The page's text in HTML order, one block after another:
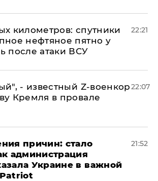
километров: спутники
нефтяное пятно у
после атаки ВСУ
22:21
- известный Z-военкор
Кремля в провале
22:07
причин: стало
администрация
Украине в важной
21:52